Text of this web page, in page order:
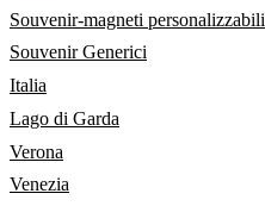
Souvenir-magneti personalizzabili
Souvenir Generici
Italia
Lago di Garda
Verona
Venezia